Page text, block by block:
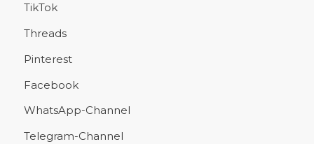
TikTok
Threads
Pinterest
Facebook
WhatsApp-Channel
Telegram-Channel